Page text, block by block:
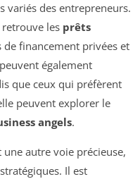
variés des entrepreneurs.
les prêts
financement privées et
également
que ceux qui préfèrent
peuvent explorer le
angels.
une autre voie précieuse,
Il est